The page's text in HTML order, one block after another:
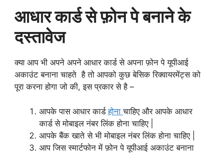
आधार कार्ड से फ़ोन पे बनाने के
दस्तावेज
क्या आप भी अपने अपने आधार कार्ड से अपना फ़ोन पे यूपीआई
अकाउंट बनाना चाहते है तो आपको कुछ बेसिक रिक्वायरमेंट्स को
पूरा करना होगा जो की, इस प्रकार से है –
आपके पास आधार कार्डहोनाचाहिए और आपके आधार
कार्ड से मोबाइल नंबर लिंक होना चाहिए |
आपके बैंक खाते से भी मोबाइल नंबर लिंक होना चाहिए |
आप जिस स्मार्टफोन में फ़ोन पे यूपीआई अकाउंट बनाना